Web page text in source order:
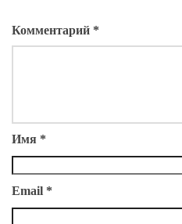
Комментарий *
Имя *
Email *